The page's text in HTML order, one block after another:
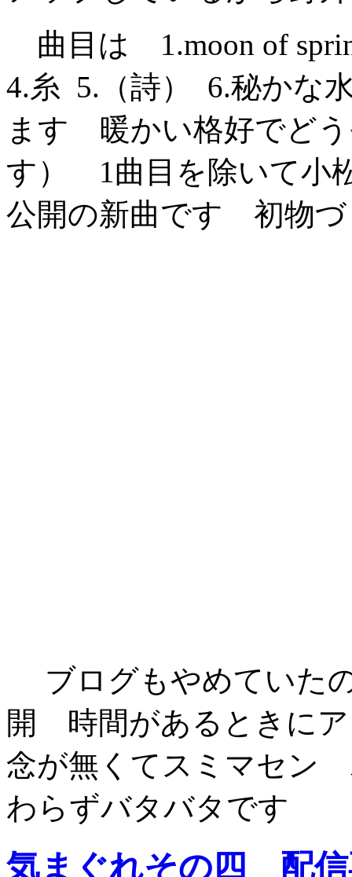
曲目は 1.moon of
4.糸 5.（詩） 6.秘かな
ます 暖かい格好でど
す） 1曲目を除いて小
公開の新曲です 初物づ
ブログもやめていた
開 時間があるときに
念が無くてスミマセ
わらずバタバタです
気まぐれその四 配信